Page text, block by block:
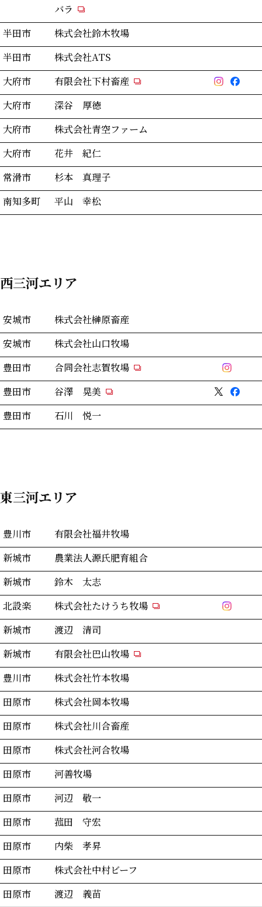
バラ
半田市
株式会社鈴木牧場
半田市
株式会社ATS
大府市
有限会社下村畜産
大府市
深谷 厚徳
大府市
株式会社青空ファーム
大府市
花井 紀仁
常滑市
杉本 真理子
南知多町
平山 幸松
西三河エリア
安城市
株式会社榊原畜産
安城市
株式会社山口牧場
豊田市
合同会社志賀牧場
豊田市
谷澤 晃美
豊田市
石川 悦一
東三河エリア
豊川市
有限会社福井牧場
新城市
農業法人源氏肥育組合
新城市
鈴木 太志
北設楽
株式会社たけうち牧場
新城市
渡辺 清司
新城市
有限会社巴山牧場
豊川市
株式会社竹本牧場
田原市
株式会社岡本牧場
田原市
株式会社川合畜産
田原市
株式会社河合牧場
田原市
河善牧場
田原市
河辺 敬一
田原市
菰田 守宏
田原市
内柴 孝昇
田原市
株式会社中村ビーフ
田原市
渡辺 義苗